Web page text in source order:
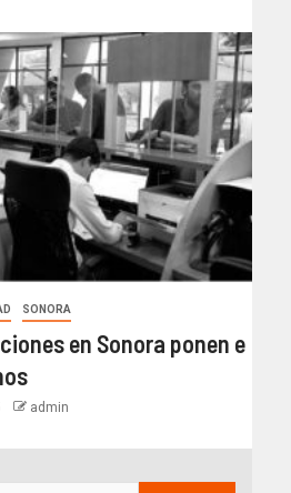
SONORA
en Sonora ponen e
admin